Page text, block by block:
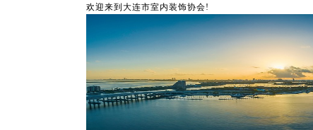
欢迎来到大连市室内装饰协会!